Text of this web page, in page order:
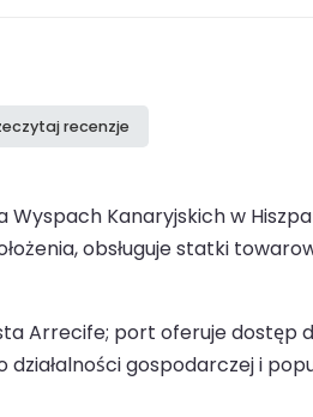
recenzje
Kanaryjskich w
obsługuje statki
Arrecife; port oferuje dostęp
gospodarczej i